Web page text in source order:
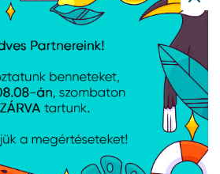
8:00 - 16:30
8:00 - 16:30
8:00 - 16:30
8:00 - 15:30